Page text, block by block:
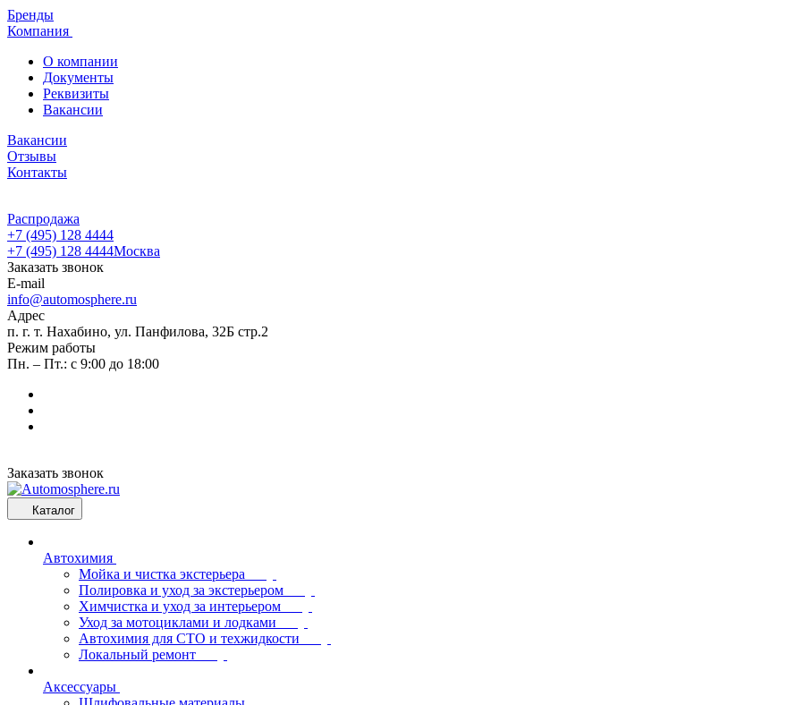
Бренды
Компания
О компании
Документы
Реквизиты
Вакансии
Вакансии
Отзывы
Контакты
Распродажа
+7 (495) 128 4444
+7 (495) 128 4444Москва
Заказать звонок
E-mail
info@automosphere.ru
Адрес
п. г. т. Нахабино, ул. Панфилова, 32Б стр.2
Режим работы
Пн. – Пт.: с 9:00 до 18:00
Заказать звонок
Каталог
Автохимия
Мойка и чистка экстерьера
Полировка и уход за экстерьером
Химчистка и уход за интерьером
Уход за мотоциклами и лодками
Автохимия для СТО и техжидкости
Локальный ремонт
Аксессуары